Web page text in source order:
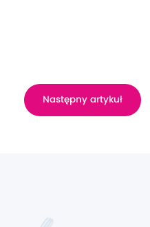
Następny artykuł